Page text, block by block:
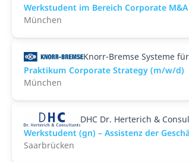
Werkstudent im Bereich Corporate
München
Knorr-Bremse Systeme
Praktikum Corporate Strategy (m/w/d)
München
DHC Dr. Herterich &
Werkstudent (gn) – Assistenz der
Saarbrücken